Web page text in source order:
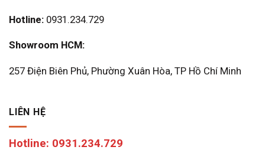
Hotline: 0931.234.729
Showroom HCM:
257 Điện Biên Phủ, Phường Xuân Hòa, TP Hồ Chí Minh
LIÊN HỆ
Hotline: 0931.234.729